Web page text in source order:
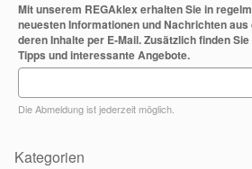
Mit unserem REGAklex erhalten Sie in
neuesten Informationen und Nachrichten aus
deren Inhalte per E-Mail. Zusätzlich finden
Tipps und interessante Angebote.
Die Abmeldung ist jederzeit möglich.
Kategorien